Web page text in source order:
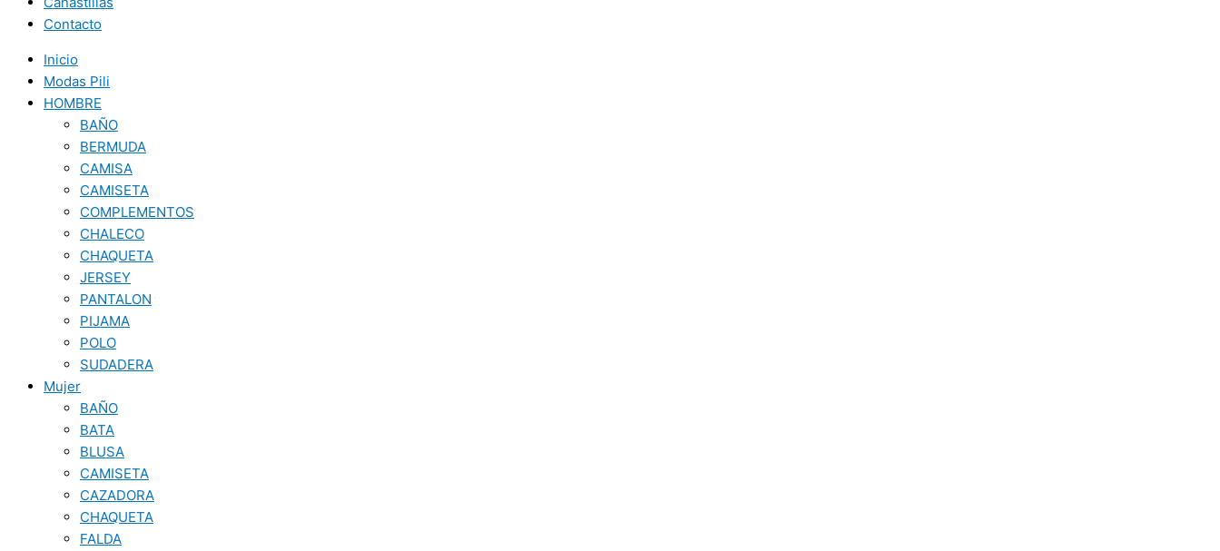
Contacto
Inicio
Modas Pili
HOMBRE
BAÑO
BERMUDA
CAMISA
CAMISETA
COMPLEMENTOS
CHALECO
CHAQUETA
JERSEY
PANTALON
PIJAMA
POLO
SUDADERA
Mujer
BAÑO
BATA
BLUSA
CAMISETA
CAZADORA
CHAQUETA
FALDA